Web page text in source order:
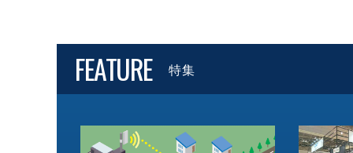
FEATURE 特集